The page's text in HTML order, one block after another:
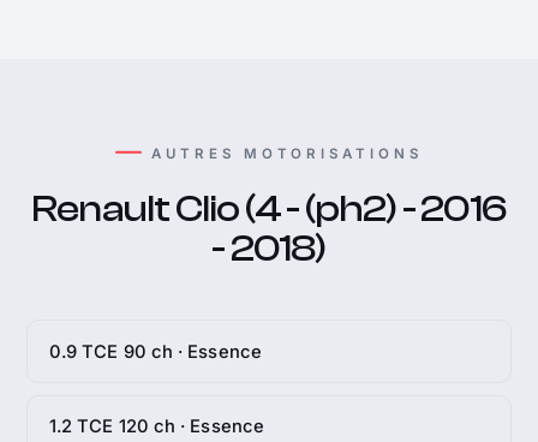
AUTRES MOTORISATIONS
Renault Clio (4 - (ph2) - 2016
- 2018)
0.9 TCE 90 ch · Essence
1.2 TCE 120 ch · Essence